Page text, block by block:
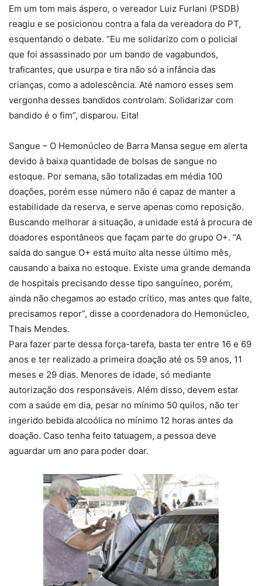
Em um tom mais áspero, o vereador Luiz Furlani (PSDB)
reagiu e se posicionou contra a fala da vereadora do PT,
esquentando o debate. “Eu me solidarizo com o policial
que foi assassinado por um bando de vagabundos,
traficantes, que usurpa e tira não só a infância das
crianças, como a adolescência. Até namoro esses sem
vergonha desses bandidos controlam. Solidarizar com
bandido é o fim”, disparou. Eita!
Sangue – O Hemonúcleo de Barra Mansa segue em alerta
devido à baixa quantidade de bolsas de sangue no
estoque. Por semana, são totalizadas em média 100
doações, porém esse número não é capaz de manter a
estabilidade da reserva, e serve apenas como reposição.
Buscando melhorar a situação, a unidade está à procura de
doadores espontâneos que façam parte do grupo O+. “A
saída do sangue O+ está muito alta nesse último mês,
causando a baixa no estoque. Existe uma grande demanda
de hospitais precisando desse tipo sanguíneo, porém,
ainda não chegamos ao estado crítico, mas antes que falte,
precisamos repor”, disse a coordenadora do Hemonúcleo,
Thais Mendes.
Para fazer parte dessa força-tarefa, basta ter entre 16 e 69
anos e ter realizado a primeira doação até os 59 anos, 11
meses e 29 dias. Menores de idade, só mediante
autorização dos responsáveis. Além disso, devem estar
com a saúde em dia, pesar no mínimo 50 quilos, não ter
ingerido bebida alcoólica no mínimo 12 horas antes da
doação. Caso tenha feito tatuagem, a pessoa deve
aguardar um ano para poder doar.